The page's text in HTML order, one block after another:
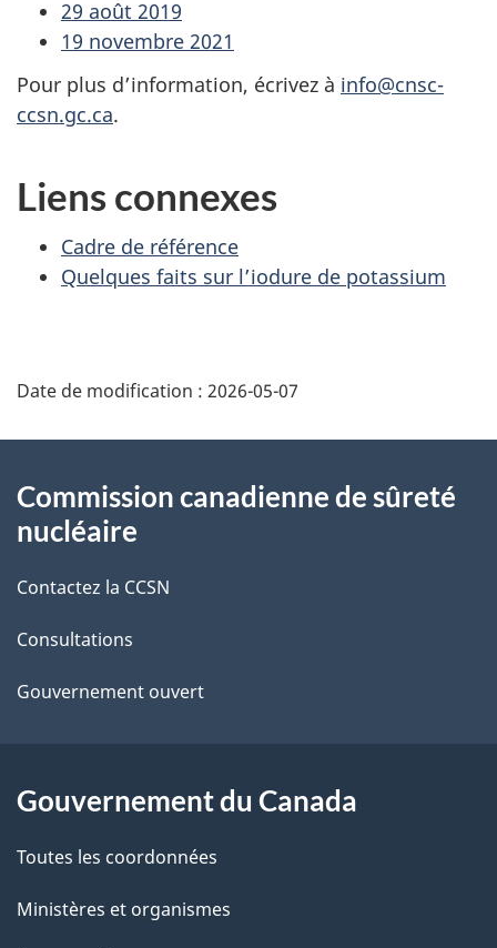
29 août 2019
19 novembre 2021
Pour plus d’information, écrivez à info@cnsc-
ccsn.gc.ca.
Liens connexes
Cadre de référence
Quelques faits sur l’iodure de potassium
é
a
i
l
s
d
l
a
Date de modification : 2026-05-07
propos
de
ce
site
Commission canadienne de sûreté
nucléaire
Contactez la CCSN
Consultations
Gouvernement ouvert
Gouvernement du Canada
Toutes les coordonnées
Ministères et organismes